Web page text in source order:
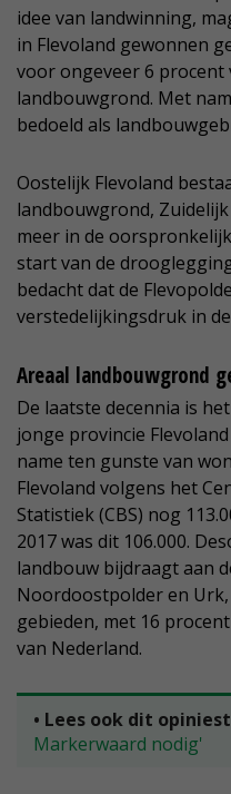
idee van landwinning,
in Flevoland gewonnen
voor ongeveer 6 procent
landbouwgrond. Met
bedoeld als
Oostelijk Flevoland
landbouwgrond,
meer in de
start van de
bedacht dat de
verstedelijkingsdruk in
Areaal landbouwgrond
De laatste decennia is
jonge provincie
name ten gunste van
Flevoland volgens het
Statistiek (CBS) nog
2017 was dit 106.000.
landbouw bijdraagt aan
Noordoostpolder en
gebieden, met 16
van Nederland.
• Lees ook dit
Markerwaard nodig'